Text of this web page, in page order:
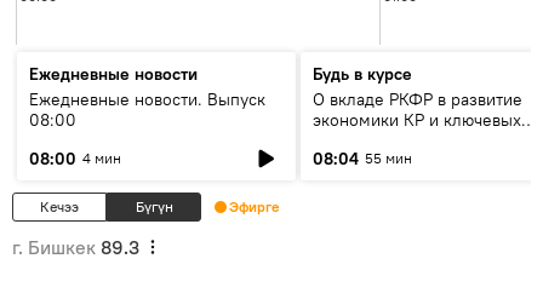
Ежедневные новости
Ежедневные новости. Выпуск
08:00
08:00 4 мин
Будь в курсе
О вкладе РКФР в развитие
экономики КР и ключевых
08:04 55 мин
Кечээ Бүгүн Эфирге
г. Бишкек 89.3